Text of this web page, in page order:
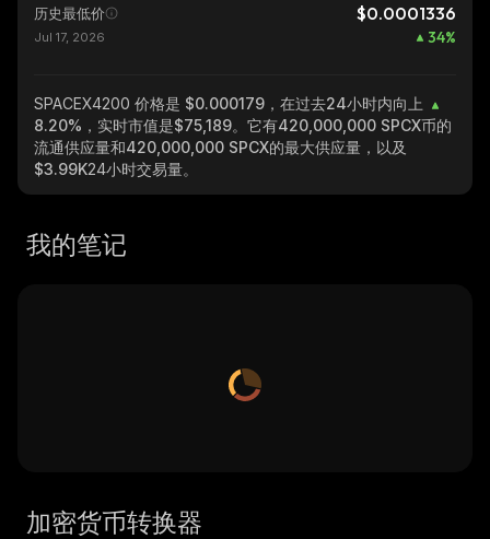
历史最低价 $0.0001336
Jul 17, 2026 34%
SPACEX4200 价格是 $0.000179，在过去24小时内向上
8.20% ，实时市值是$75,189。它有420,000,000 SPCX币的
流通供应量和420,000,000 SPCX的最大供应量，以及
$3.99K24小时交易量。
我的笔记
加密货币转换器